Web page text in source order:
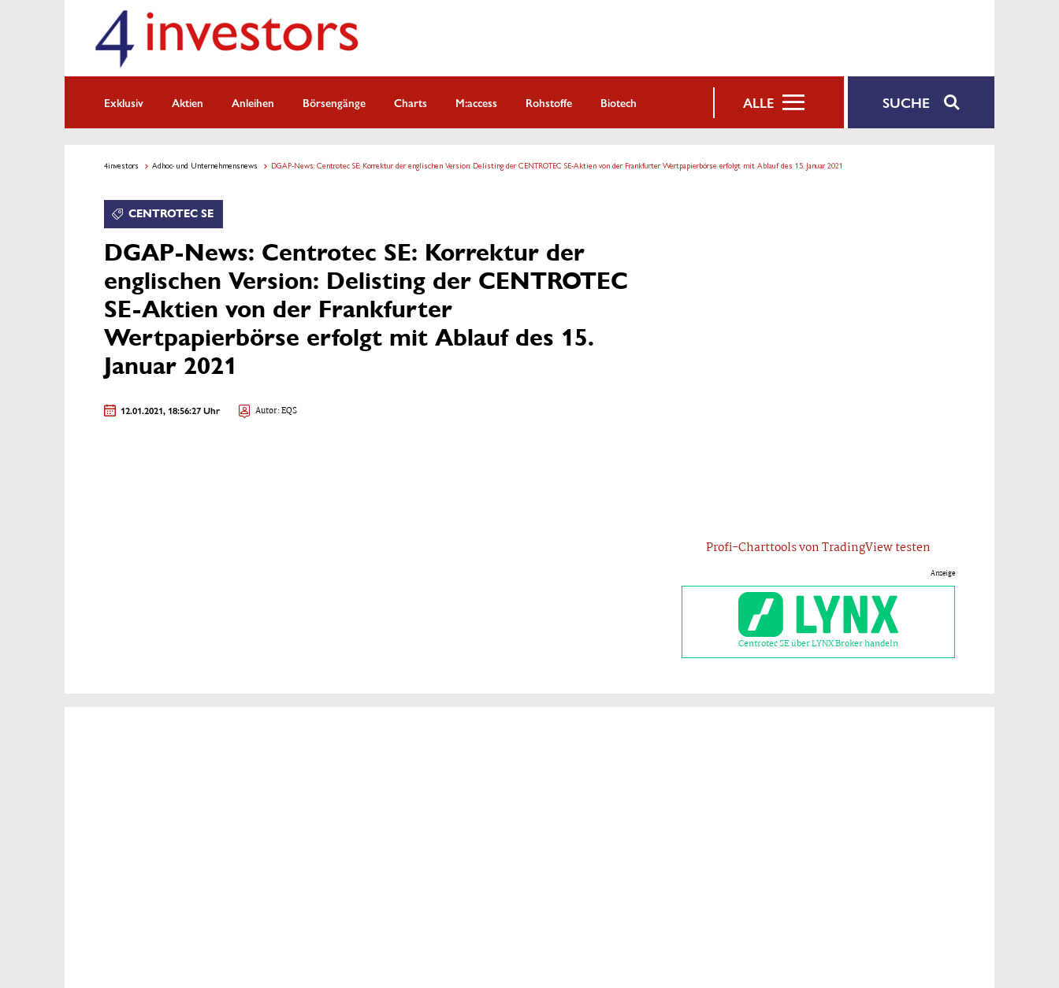
SUCHE
ALLE
Exklusiv Aktien Anleihen Börsengänge Charts M:access Rohstoffe Biotech
4investors Adhoc- und Unternehmensnews DGAP-News: Centrotec SE: Korrektur der englischen Version: Delisting der CENTROTEC SE-Aktien von der Frankfurter Wertpapierbörse erfolgt mit Ablauf des 15. Januar 2021
CENTROTEC SE
DGAP-News: Centrotec SE: Korrektur der
englischen Version: Delisting der CENTROTEC
SE-Aktien von der Frankfurter
Wertpapierbörse erfolgt mit Ablauf des 15.
Januar 2021
12.01.2021, 18:56:27 Uhr Autor: EQS
Profi-Charttools von TradingView testen
Anzeige
Centrotec SE über LYNX Broker handeln